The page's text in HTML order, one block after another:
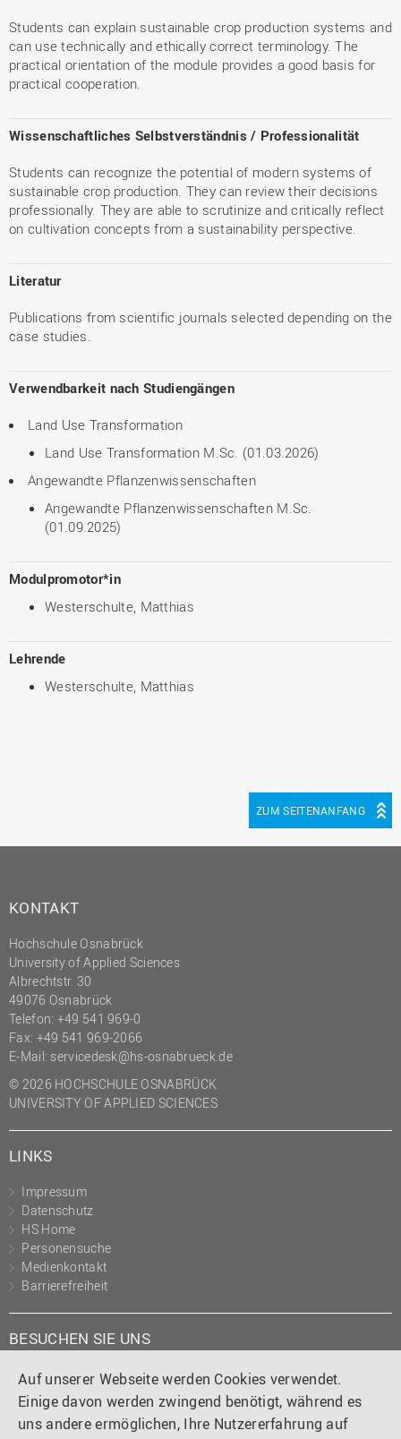
Auf unserer Webseite werden Cookies verwendet.
Einige davon werden zwingend benötigt, während es
uns andere ermöglichen, Ihre Nutzererfahrung auf
Students can explain sustainable crop production systems and
can use technically and ethically correct terminology. The
practical orientation of the module provides a good basis for
practical cooperation.
Wissenschaftliches Selbstverständnis / Professionalität
Students can recognize the potential of modern systems of
sustainable crop production. They can review their decisions
professionally. They are able to scrutinize and critically reflect
on cultivation concepts from a sustainability perspective.
Literatur
Publications from scientific journals selected depending on the
case studies.
Verwendbarkeit nach Studiengängen
Land Use Transformation
Land Use Transformation M.Sc. (01.03.2026)
Angewandte Pflanzenwissenschaften
Angewandte Pflanzenwissenschaften M.Sc.
(01.09.2025)
Modulpromotor*in
Westerschulte, Matthias
Lehrende
Westerschulte, Matthias
ZUM SEITENANFANG
KONTAKT
Hochschule Osnabrück
University of Applied Sciences
Albrechtstr. 30
49076 Osnabrück
Telefon: +49 541 969-0
Fax: +49 541 969-2066
E-Mail: servicedesk@hs-osnabrueck.de
© 2026 HOCHSCHULE OSNABRÜCK
UNIVERSITY OF APPLIED SCIENCES
LINKS
Impressum
Datenschutz
HS Home
Personensuche
Medienkontakt
Barrierefreiheit
BESUCHEN SIE UNS
Instagram
TiktokLinkedIn
YouTube
Facebook